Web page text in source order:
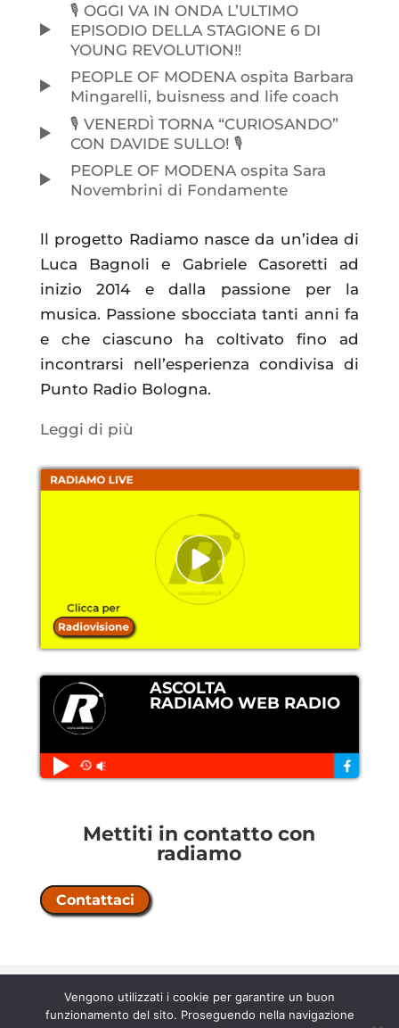
🎙️ OGGI VA IN ONDA L’ULTIMO
EPISODIO DELLA STAGIONE 6 DI
YOUNG REVOLUTION‼️
PEOPLE OF MODENA ospita Barbara
Mingarelli, buisness and life coach
🎙️ VENERDÌ TORNA “CURIOSANDO”
CON DAVIDE SULLO! 🎙️
PEOPLE OF MODENA ospita Sara
Novembrini di Fondamente
ll progetto Radiamo nasce da un’idea di
Luca Bagnoli e Gabriele Casoretti ad
inizio 2014 e dalla passione per la
musica. Passione sbocciata tanti anni fa
e che ciascuno ha coltivato fino ad
incontrarsi nell’esperienza condivisa di
Punto Radio Bologna.
Leggi di più
ASCOLTA
RADIAMO WEB RADIO
Mettiti in contatto con
radiamo
Contattaci
n° 202500000067 |
contratto 58/5/21
Vengono utilizzati i cookie per garantire un buon
funzionamento del sito. Proseguendo nella navigazione